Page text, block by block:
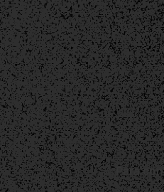
Para